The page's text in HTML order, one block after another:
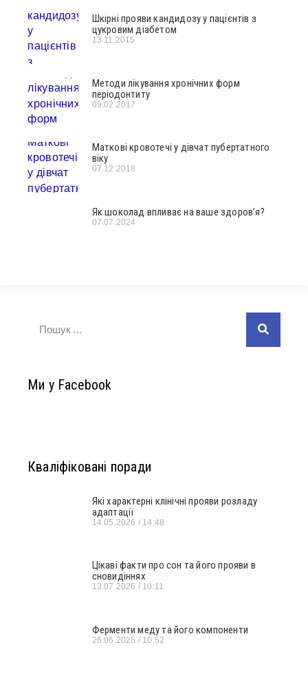
Шкірні прояви кандидозу у пацієнтів з
цукровим діабетом
13.11.2015
Методи лікування хронічних форм
періодонтиту
09.02.2017
Маткові кровотечі у дівчат пубертатного
віку
07.12.2018
Як шоколад впливає на ваше здоров’я?
07.07.2024
Ми у Facebook
Кваліфіковані поради
Які характерні клінічні прояви розладу
адаптації
14.05.2026 14:48
Цікаві факти про сон та його прояви в
сновидіннях
13.07.2026 10:11
Ферменти меду та його компоненти
26.06.2026 10:52